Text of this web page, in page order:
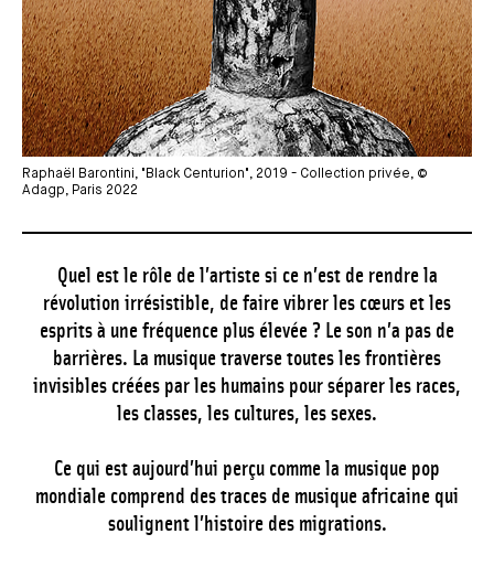
Raphaël Barontini, "Black Centurion", 2019 - Collection privée, ©
Adagp, Paris 2022
Quel est le rôle de l’artiste si ce n’est de rendre la
révolution irrésistible, de faire vibrer les cœurs et les
esprits à une fréquence plus élevée ? Le son n’a pas de
barrières. La musique traverse toutes les frontières
invisibles créées par les humains pour séparer les races,
les classes, les cultures, les sexes.
Ce qui est aujourd’hui perçu comme la musique pop
mondiale comprend des traces de musique africaine qui
soulignent l’histoire des migrations.